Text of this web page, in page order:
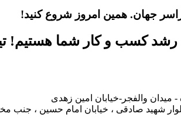
رشد کسب و کار شما هستیم!
- میدان والفجر-خیابان امین زهدی
شهید صادقی ، خیابان امام حسین ، جنب